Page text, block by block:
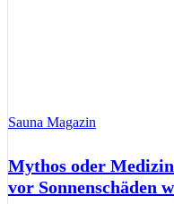
Sauna Magazin
Mythos oder
vor Sonnenschäden